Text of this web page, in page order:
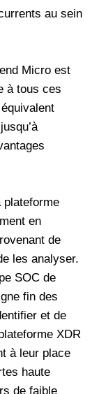
au sein
Micro est
à tous ces
plateforme
en
de
les analyser.
SOC de
fin des
et de
XDR
à leur place
haute
de faible